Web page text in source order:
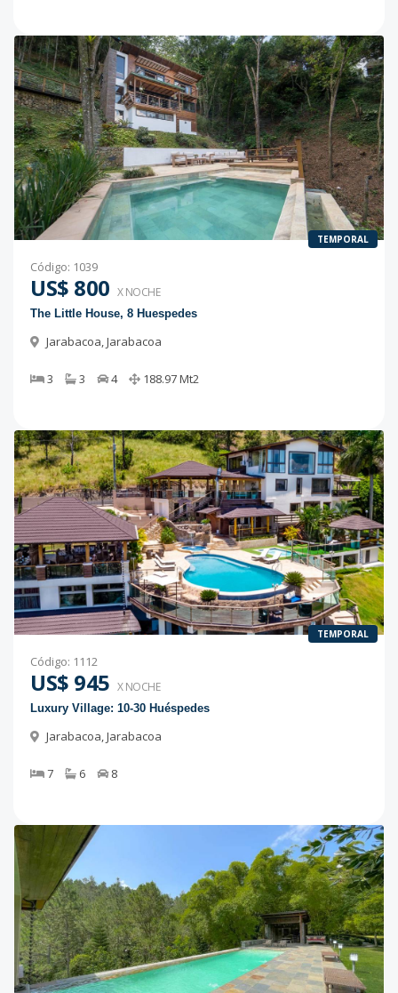
TEMPORAL
Código: 1039
US$ 800 X NOCHE
The Little House, 8 Huespedes
Jarabacoa,Jarabacoa
3 3 4 188.97Mt2
TEMPORAL
Código: 1112
US$ 945 X NOCHE
Luxury Village: 10-30 Huéspedes
Jarabacoa,Jarabacoa
7 6 8